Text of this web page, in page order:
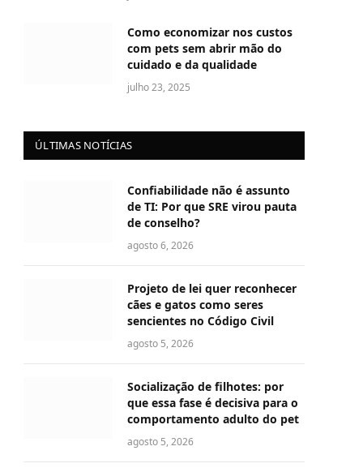
Como economizar nos custos
com pets sem abrir mão do
cuidado e da qualidade
julho 23, 2025
ÚLTIMAS NOTÍCIAS
Confiabilidade não é assunto
de TI: Por que SRE virou pauta
de conselho?
agosto 6, 2026
Projeto de lei quer reconhecer
cães e gatos como seres
sencientes no Código Civil
agosto 5, 2026
Socialização de filhotes: por
que essa fase é decisiva para o
comportamento adulto do pet
agosto 5, 2026